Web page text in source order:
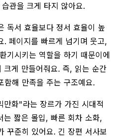
관을 크게 타지 않아요.
독서 효율보다 정서 효율이 높
. 페이지를 빠르게 넘기며 웃고,
기시키는 역할을 하기 때문이에
게 만들어줘요. 즉, 읽는 순간
함해 만족을 주는 구조예요.
화"라는 장르가 가진 시대적
는 짧은 몰입, 빠른 회차 소화,
꾸준히 있어요. 긴 장편 서사보